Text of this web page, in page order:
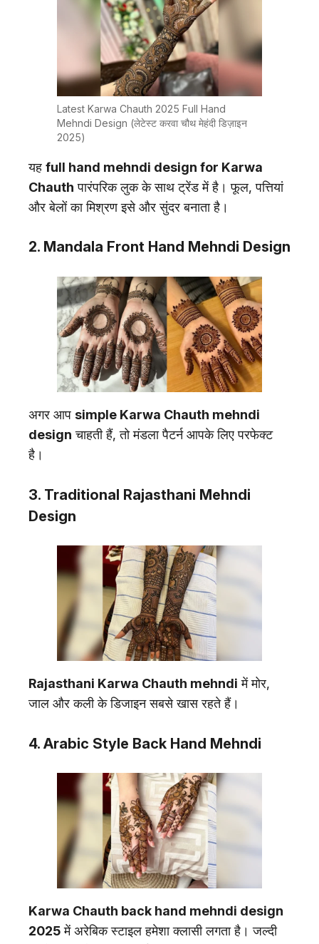
Latest Karwa Chauth 2025 Full Hand
Mehndi Design (लेटेस्ट करवा चौथ मेहंदी डिज़ाइन
2025)
यह full hand mehndi design for Karwa
Chauth पारंपरिक लुक के साथ ट्रेंड में है। फूल, पत्तियां
और बेलों का मिश्रण इसे और सुंदर बनाता है।
2. Mandala Front Hand Mehndi Design
अगर आप simple Karwa Chauth mehndi
design चाहती हैं, तो मंडला पैटर्न आपके लिए परफेक्ट
है।
3. Traditional Rajasthani Mehndi
Design
Rajasthani Karwa Chauth mehndi में मोर,
जाल और कली के डिजाइन सबसे खास रहते हैं।
4. Arabic Style Back Hand Mehndi
Karwa Chauth back hand mehndi design
2025में अरेबिक स्टाइल हमेशा क्लासी लगता है। जल्दी